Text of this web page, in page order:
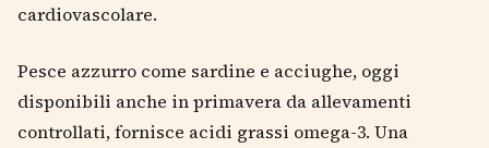
cardiovascolare.
Pesce azzurro come sardine e acciughe, oggi
disponibili anche in primavera da allevamenti
controllati, fornisce acidi grassi omega-3. Una